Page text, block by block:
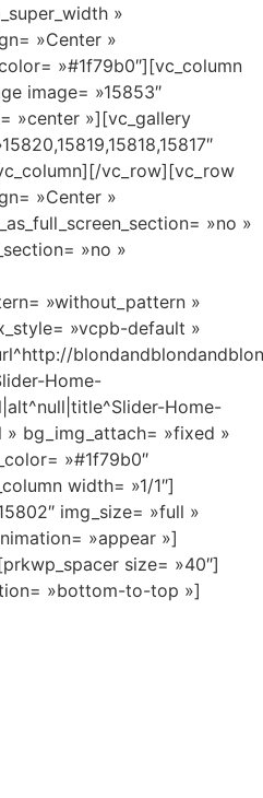
»
»Center »
»#1f79b0″][vc_column
image= »15853″
»center »][vc_gallery
vc_row][vc_row
»Center »
»no »
»no »
»without_pattern »
»vcpb-default »
Home-
Home-
bg_img_attach= »fixed »
»#1f79b0″
width= »1/1″]
img_size= »full »
»appear »]
size= »40″]
»bottom-to-top »]